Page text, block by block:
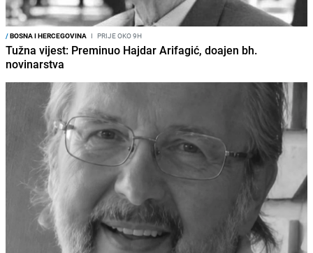
/BOSNA I HERCEGOVINA I PRIJE OKO 9H
Tužna vijest: Preminuo Hajdar Arifagić, doajen bh.
novinarstva